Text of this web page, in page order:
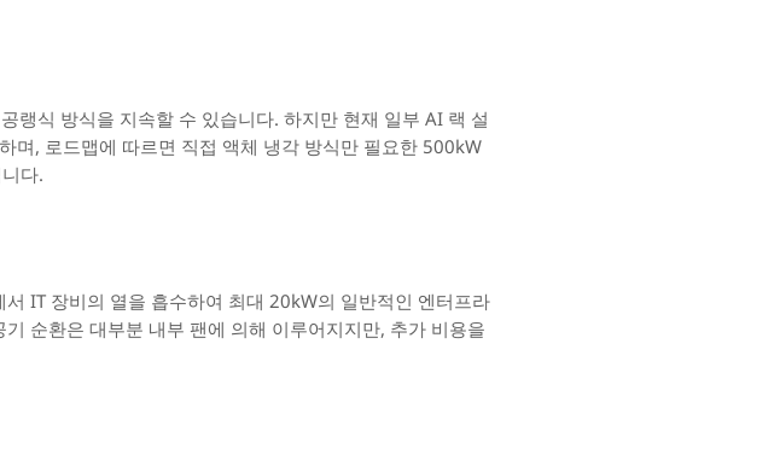
랭식 방식을 지속할 수 있습니다. 하지만 현재 일부 AI 랙 설
며, 로드맵에 따르면 직접 액체 냉각 방식만 필요한 500kW
다.
IT 장비의 열을 흡수하여 최대 20kW의 일반적인 엔터프라
순환은 대부분 내부 팬에 의해 이루어지지만, 추가 비용을